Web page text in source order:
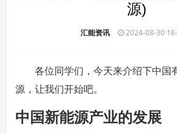
源)
汇能资讯 2024-08-30
各位同学们，今天来介绍下中国
源，让我们开始吧。
中国新能源产业的发展